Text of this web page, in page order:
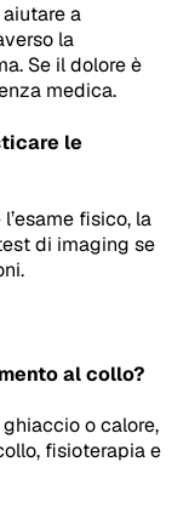
a
la
Se il dolore è
medica.
le
fisico, la
di imaging se
al collo?
o calore,
fisioterapia e